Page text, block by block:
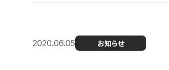
2020.06.05 お知らせ